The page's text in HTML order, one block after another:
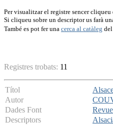
Per visualitzar el registre sencer
Si cliqueu sobre un descriptor us farà
També es pot fer una cerca al catàleg
Registres trobats: 11
Títol
Autor
Dades Font
Descriptors